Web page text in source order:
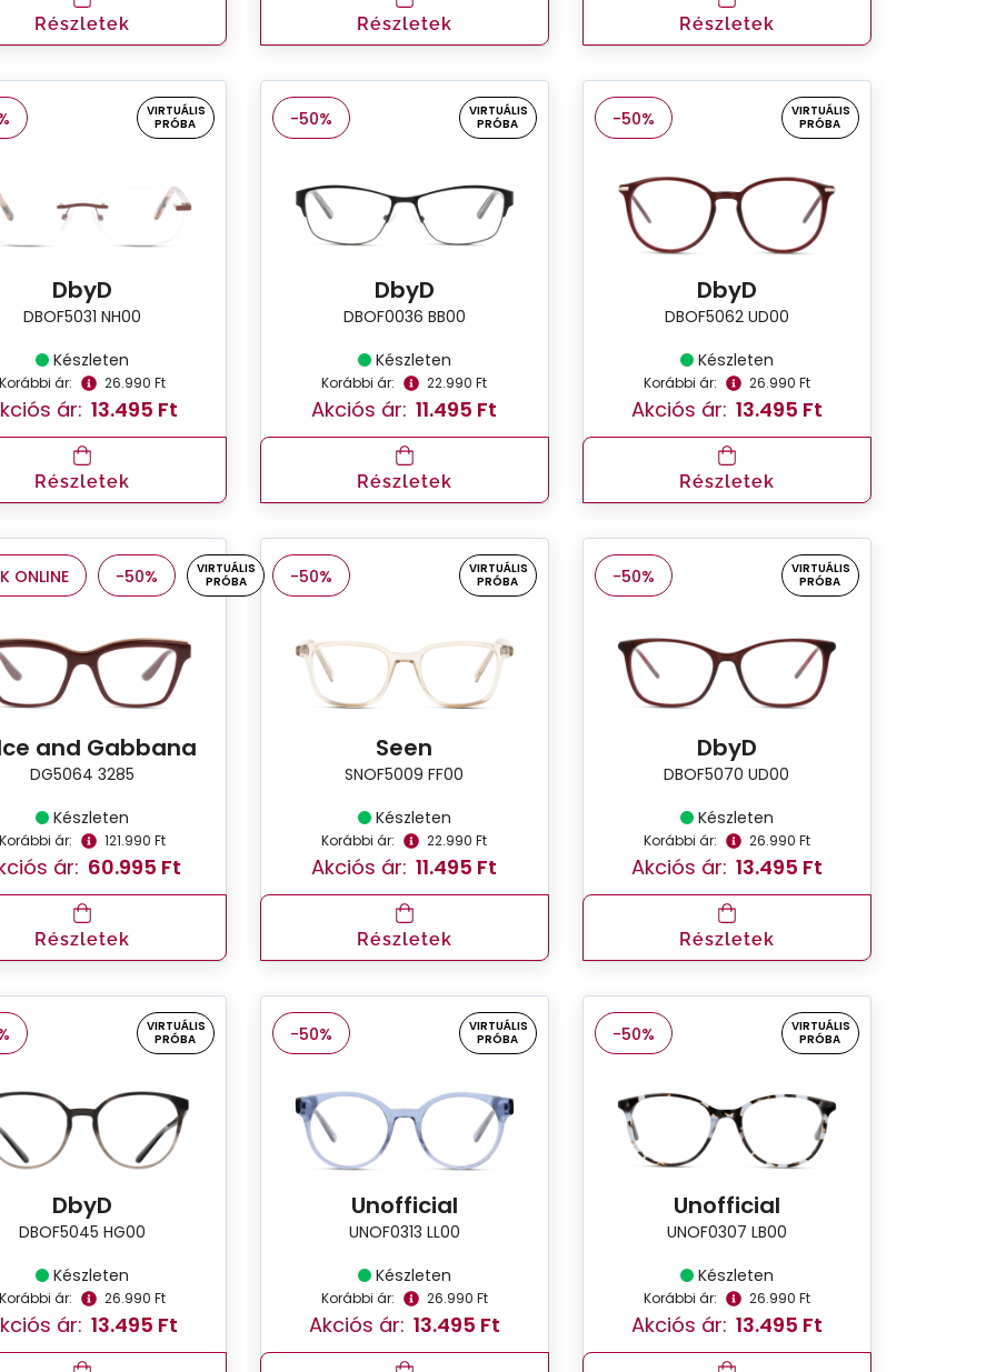
Részletek Részletek Részletek
VIRTUÁLIS
PRÓBA
DbyD
DBOF5031 NH00
Készleten
Korábbi ár: 26.990 Ft
ár: 13.495 Ft
Részletek
-50%
VIRTUÁLIS
PRÓBA
DbyD
DBOF0036 BB00
Készleten
Korábbi ár: 22.990 Ft
Akciós ár: 11.495 Ft
Részletek
-50%
VIRTUÁLIS
PRÓBA
DbyD
DBOF5062 UD00
Készleten
Korábbi ár: 26.990 Ft
Akciós ár: 13.495 Ft
Részletek
ONLINE -50%
VIRTUÁLIS
PRÓBA
and Gabbana
DG5064 3285
Készleten
Korábbi ár: 121.990 Ft
ár: 60.995 Ft
Részletek
-50%
VIRTUÁLIS
PRÓBA
Seen
SNOF5009 FF00
Készleten
Korábbi ár: 22.990 Ft
Akciós ár: 11.495 Ft
Részletek
-50%
VIRTUÁLIS
PRÓBA
DbyD
DBOF5070 UD00
Készleten
Korábbi ár: 26.990 Ft
Akciós ár: 13.495 Ft
Részletek
VIRTUÁLIS
PRÓBA
DbyD
DBOF5045 HG00
Készleten
Korábbi ár: 26.990 Ft
ár: 13.495 Ft
-50%
VIRTUÁLIS
PRÓBA
Unofficial
UNOF0313 LL00
Készleten
Korábbi ár: 26.990 Ft
Akciós ár: 13.495 Ft
-50%
VIRTUÁLIS
PRÓBA
Unofficial
UNOF0307 LB00
Készleten
Korábbi ár: 26.990 Ft
Akciós ár: 13.495 Ft